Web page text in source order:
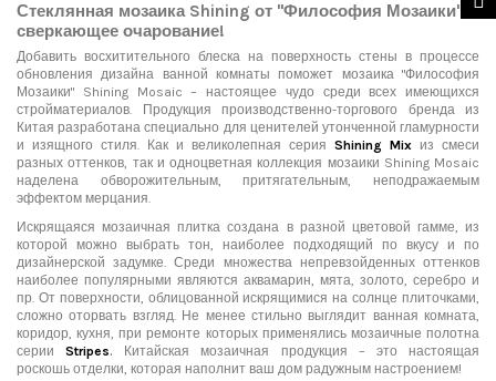
Стеклянная мозаика Shining от "Философия Мозаики":
сверкающее очарование!
Добавить восхитительного блеска на поверхность стены в процессе
обновления дизайна ванной комнаты поможет мозаика "Философия
Мозаики" Shining Mosaic – настоящее чудо среди всех имеющихся
стройматериалов. Продукция производственно-торгового бренда из
Китая разработана специально для ценителей утонченной гламурности
и изящного стиля. Как и великолепная серия Shining Mix из смеси
разных оттенков, так и одноцветная коллекция мозаики Shining Mosaic
наделена обворожительным, притягательным, неподражаемым
эффектом мерцания.
Искрящаяся мозаичная плитка создана в разной цветовой гамме, из
которой можно выбрать тон, наиболее подходящий по вкусу и по
дизайнерской задумке. Среди множества непревзойденных оттенков
наиболее популярными являются аквамарин, мята, золото, серебро и
пр. От поверхности, облицованной искрящимися на солнце плиточками,
сложно оторвать взгляд. Не менее стильно выглядит ванная комната,
коридор, кухня, при ремонте которых применялись мозаичные полотна
серииStripes. Китайская мозаичная продукция – это настоящая
роскошь отделки, которая наполнит ваш дом радужным настроением!